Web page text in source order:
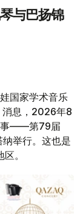
与巴扬锦
国家学术音乐
消息，2026年8
事——第79届
举行。这也是
。